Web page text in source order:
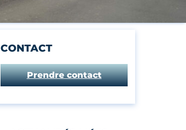
CONTACT
Prendre contact